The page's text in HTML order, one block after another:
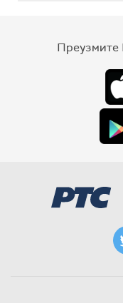
Преузмите